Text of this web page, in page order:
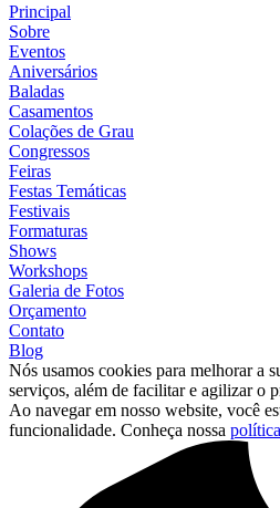
Principal
Sobre
Eventos
Aniversários
Baladas
Casamentos
Colações de Grau
Congressos
Feiras
Festas Temáticas
Festivais
Formaturas
Shows
Workshops
Galeria de Fotos
Orçamento
Contato
Blog
Nós usamos cookies para melhorar a
serviços, além de facilitar e agilizar o
Ao navegar em nosso website, você
funcionalidade. Conheça nossa